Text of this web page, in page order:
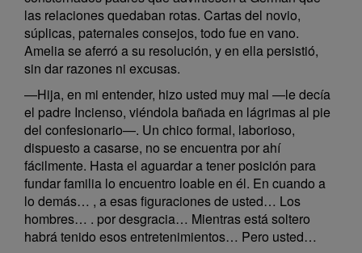
las relaciones quedaban rotas. Cartas del novio,
súplicas, paternales consejos, todo fue en vano.
Amelia se aferró a su resolución, y en ella persistió,
sin dar razones ni excusas.
—Hija, en mi entender, hizo usted muy mal —le decía
el padre Incienso, viéndola bañada en lágrimas al pie
del confesionario—. Un chico formal, laborioso,
dispuesto a casarse, no se encuentra por ahí
fácilmente. Hasta el aguardar a tener posición para
fundar familia lo encuentro loable en él. En cuando a
lo demás… , a esas figuraciones de usted… Los
hombres… . por desgracia… Mientras está soltero
habrá tenido esos entretenimientos… Pero usted…